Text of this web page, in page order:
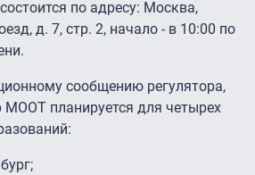
по адресу: Москва,
д. 7, стр. 2, начало - в 10:00 по
сообщению регулятора,
МООТ планируется для четырех